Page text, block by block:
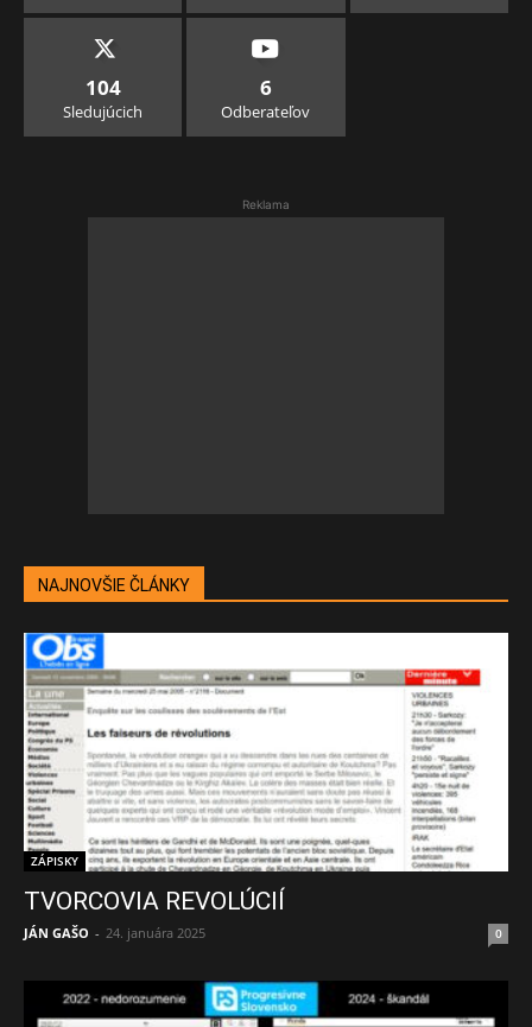
104
Sledujúcich
6
Odberateľov
Reklama
NAJNOVŠIE ČLÁNKY
ZÁPISKY
TVORCOVIA REVOLÚCIÍ
JÁN GAŠO - 24. januára 2025 0